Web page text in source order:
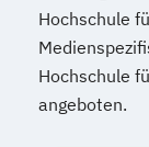
Hochschule
Hochschule
angeboten.